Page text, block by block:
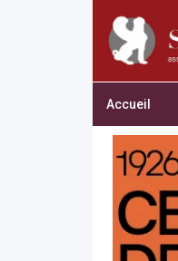
Accueil